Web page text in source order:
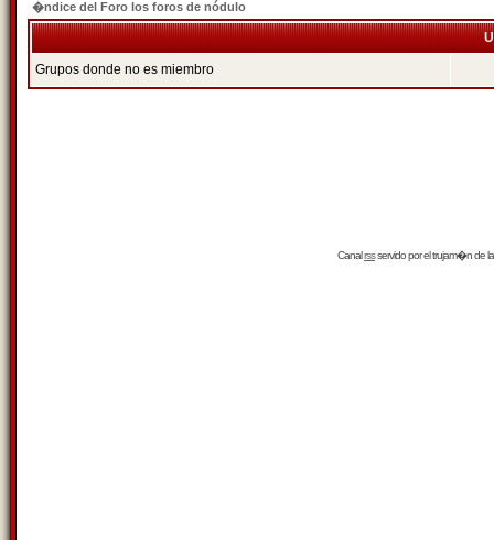
�ndice del Foro los foros de nódulo
Grupos donde no es miembro
Canalrssservido por eltrujam�nde